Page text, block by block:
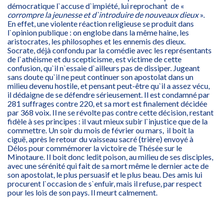
démocratique l`accuse d`impiété, lui reprochant de «
corrompre la jeunesse et d`introduire de nouveaux dieux».
En effet, une violente réaction religieuse se produit dans
l`opinion publique : on englobe dans la même haine, les
aristocrates, les philosophes et les ennemis des dieux.
Socrate, déjà confondu par la comédie avec les représentants
de l`athéisme et du scepticisme, est victime de cette
confusion, qu`il n`essaie d`ailleurs pas de dissiper. Jugeant
sans doute qu`il ne peut continuer son apostolat dans un
milieu devenu hostile, et pensant peut-être qu`il a assez vécu,
il dédaigne de se défendre sérieusement. Il est condamné par
281 suffrages contre 220, et sa mort est finalement décidée
par 368 voix. Il ne se révolte pas contre cette décision, restant
fidèle à ses principes : il vaut mieux subir l`injustice que de la
commettre. Un soir du mois de février ou mars, il boit la
ciguë, après le retour du vaisseau sacré (trière) envoyé à
Délos pour commémorer la victoire de Thésée sur le
Minotaure. Il boit donc ledit poison, au milieu de ses disciples,
avec une sérénité qui fait de sa mort même le dernier acte de
son apostolat, le plus persuasif et le plus beau. Des amis lui
procurent l`occasion de s`enfuir, mais il refuse, par respect
pour les lois de son pays. Il meurt calmement.